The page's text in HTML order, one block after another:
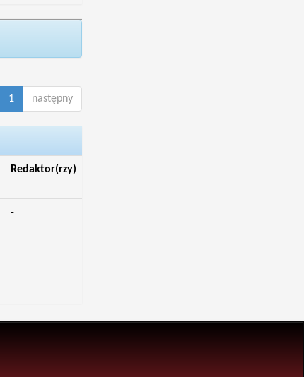
1 następny
Redaktor(rzy)
-